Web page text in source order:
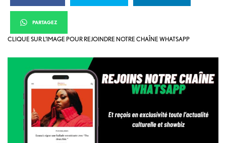
PARTAGEZ
CLIQUE SUR L’IMAGE POUR REJOINDRE NOTRE CHAÎNE WHATSAPP